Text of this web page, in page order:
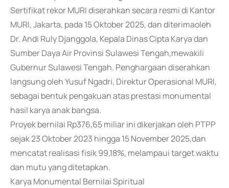
Sertifikat rekor MURI diserahkan secara resmi di Kantor
MURI, Jakarta, pada 15 Oktober 2025, dan diterimaoleh
Dr. Andi Ruly Djanggola, Kepala Dinas Cipta Karya dan
Sumber Daya Air Provinsi Sulawesi Tengah,mewakili
Gubernur Sulawesi Tengah. Penghargaan diserahkan
langsung oleh Yusuf Ngadri, Direktur Operasional MURI,
sebagai bentuk pengakuan atas prestasi monumental
hasil karya anak bangsa.
Proyek bernilai Rp376,65 miliar ini dikerjakan oleh PTPP
sejak 23 Oktober 2023 hingga 15 November 2025,dan
mencatat realisasi fisik 99,18%, melampaui target waktu
dan mutu yang ditetapkan.
Karya Monumental Bernilai Spiritual